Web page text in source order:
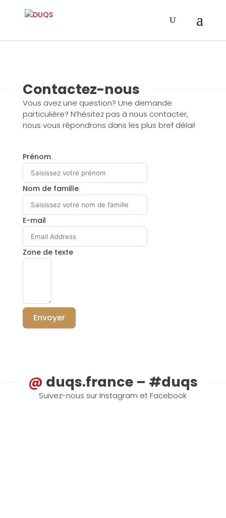
Contactez-nous
Vous avez une question? Une demande
particulière? N’hésitez pas à nous contacter,
nous vous répondrons dans les plus bref délai!
Prénom
Nom de famille
E-mail
Zone de texte
Envoyer
@ duqs.france – #duqs
Suivez-nous sur Instagram et Facebook